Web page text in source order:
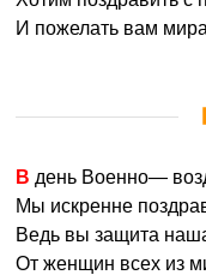
И пожелать вам
В день Военно—
Мы искренне
Ведь вы защита
От женщин всех из